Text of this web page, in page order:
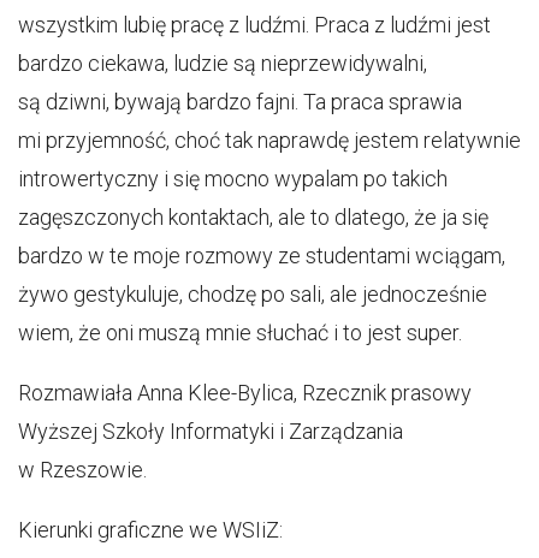
wszystkim lubię pracę z ludźmi. Praca z ludźmi jest
bardzo ciekawa, ludzie są nieprzewidywalni,
są dziwni, bywają bardzo fajni. Ta praca sprawia
mi przyjemność, choć tak naprawdę jestem relatywnie
introwertyczny i się mocno wypalam po takich
zagęszczonych kontaktach, ale to dlatego, że ja się
bardzo w te moje rozmowy ze studentami wciągam,
żywo gestykuluje, chodzę po sali, ale jednocześnie
wiem, że oni muszą mnie słuchać i to jest super.
Rozmawiała Anna Klee-Bylica, Rzecznik prasowy
Wyższej Szkoły Informatyki i Zarządzania
w Rzeszowie.
Kierunki graficzne we WSIiZ: